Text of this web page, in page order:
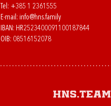
Tel: +385 1 2361555
E-mail: info@hns.family
IBAN: HR2523400091100187844
OIB: 08516152078
HNS.team